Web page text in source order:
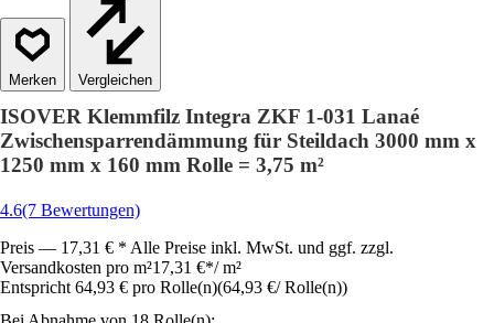
Vergleichen
ISOVER Klemmfilz Integra ZKF 1-031 Lanaé
Zwischensparrendämmung für Steildach 3000 mm x
1250 mm x 160 mm Rolle = 3,75 m²
4.6(7 Bewertungen)
Preis — 17,31 € * Alle Preise inkl. MwSt. und ggf. zzgl.
Versandkosten pro m²17,31 €*/ m²
Entspricht 64,93 € pro Rolle(n)(64,93 €/ Rolle(n))